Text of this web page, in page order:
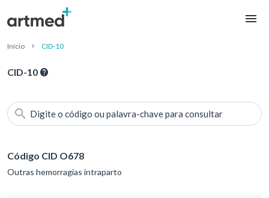
Início CID-10
CID-10
Digite o código ou palavra-chave para consultar
Código CID O678
Outras hemorragias intraparto